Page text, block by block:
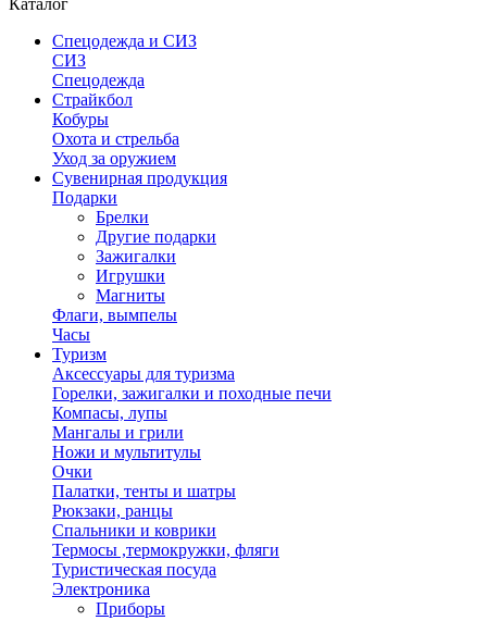
Каталог
Спецодежда и СИЗ
СИЗ
Спецодежда
Страйкбол
Кобуры
Охота и стрельба
Уход за оружием
Сувенирная продукция
Подарки
Брелки
Другие подарки
Зажигалки
Игрушки
Магниты
Флаги, вымпелы
Часы
Туризм
Аксессуары для туризма
Горелки, зажигалки и походные печи
Компасы, лупы
Мангалы и грили
Ножи и мультитулы
Очки
Палатки, тенты и шатры
Рюкзаки, ранцы
Спальники и коврики
Термосы ,термокружки, фляги
Туристическая посуда
Электроника
Приборы